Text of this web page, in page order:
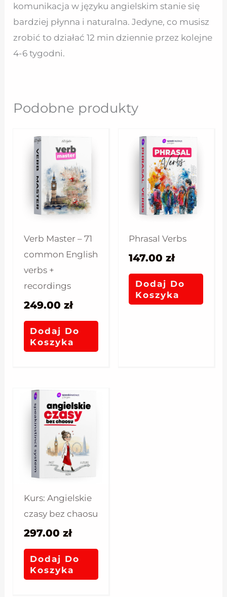
komunikacja w języku angielskim stanie się
bardziej płynna i naturalna. Jedyne, co musisz
zrobić to działać 12 min dziennie przez kolejne
4-6 tygodni.
Podobne produkty
Verb Master – 71
common English
verbs +
recordings
249.00 zł
Dodaj Do
Koszyka
Phrasal Verbs
147.00zł
Dodaj Do
Koszyka
Kurs: Angielskie
czasy bez chaosu
297.00 zł
Dodaj Do
Koszyka